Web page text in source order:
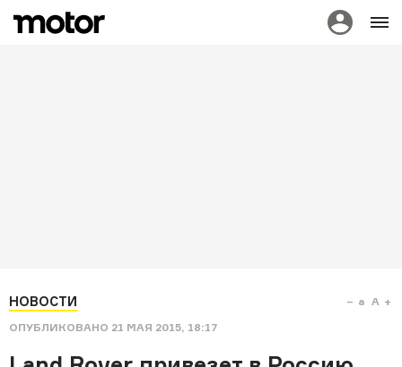
НОВОСТИ
ОПУБЛИКОВАНО 21 МАЯ 2015, 18:17
a A